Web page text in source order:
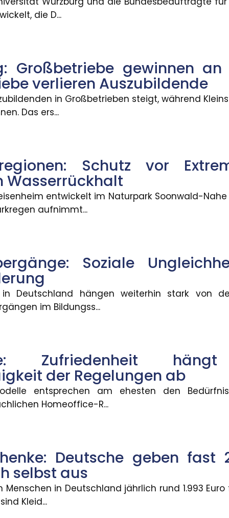
die D...
Großbetriebe gewinnen
verlieren Auszubildende
in Großbetrieben steigt, während
Das ers...
Schutz vor
Wasserrückhalt
entwickelt im Naturpark Soonwald-
aufnimmt...
Soziale
in Deutschland hängen weiterhin stark von
im Bildungss...
Zufriedenheit
der Regelungen ab
entsprechen am ehesten den
Homeoffice-R...
Deutsche geben fast
selbst aus
Menschen in Deutschland jährlich rund 1.993
Kleid...
vor Extremwetter durch
Soonwald-Nahe eine
Ungleichheit bleibt eine
stark von der sozialen Herkunft ab.
hängt von der
den Bedürfnissen der Beschäftigten.
geben fast 2.000 Euro pro
jährlich rund 1.993 Euro für Selbstgeschenke auf.
im Führerscheinerwerb
Fahrschulausbildung. Der Gesetzentwurf dazu
gestiegen
sind im Ausbildungsjahr 2025/26 im Schnitt
? aber nicht für alle. Die Verfügbarkeit von